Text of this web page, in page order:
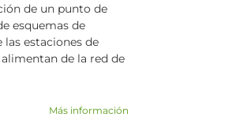
de un punto de
esquemas de
las estaciones de
de la red de
Más información